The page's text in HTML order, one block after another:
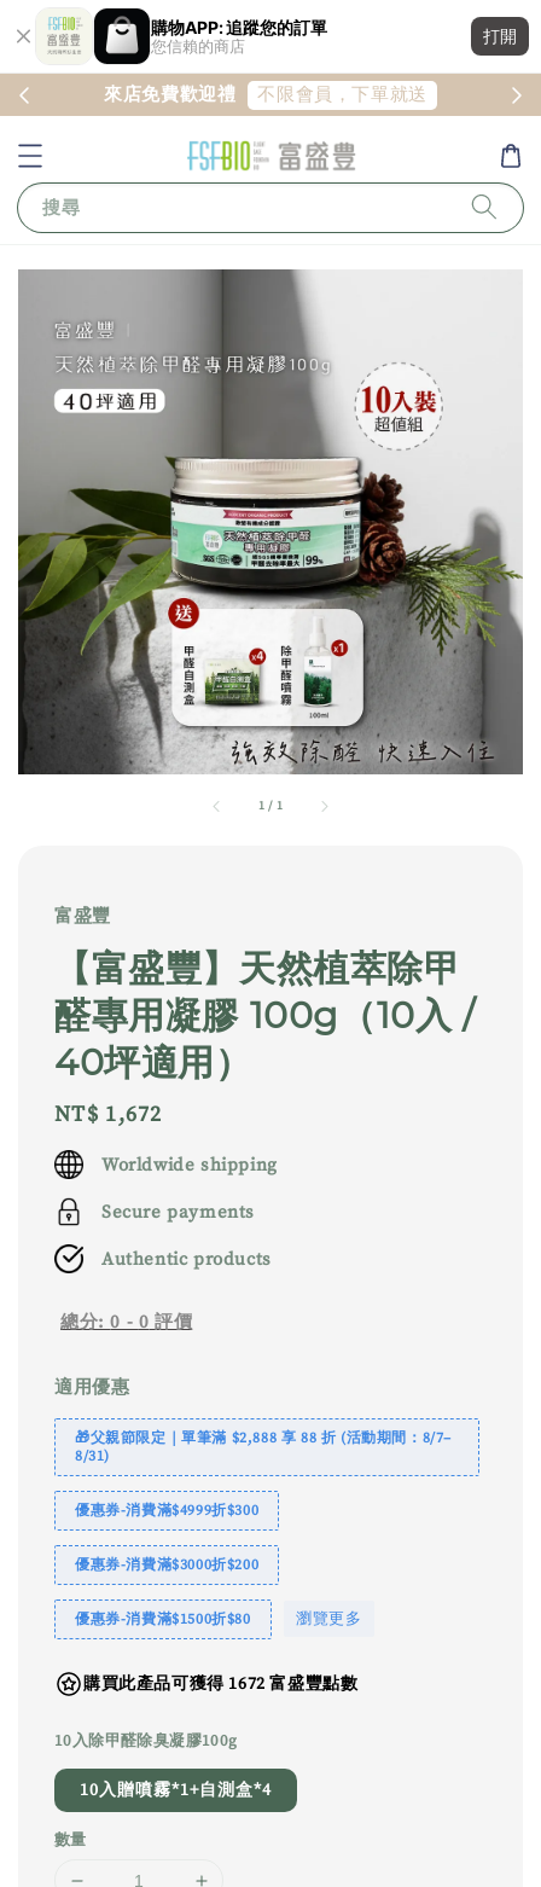
購物APP: 追蹤您的訂單
您信賴的商店
打開
冊 來店免費歡迎禮 不限會員，下單就送
搜尋
1 / 1
富盛豐
【富盛豐】天然植萃除甲
醛專用凝膠 100g（10入 /
40坪適用）
Regular
price
NT$ 1,672
Worldwide shipping
Secure payments
Authentic products
總分:0 - 0 評價
適用優惠
🎁父親節限定｜單筆滿 $2,888 享 88 折 (活動期間：8/7–
8/31)
優惠券-消費滿$4999折$300
優惠券-消費滿$3000折$200
優惠券-消費滿$1500折$80 瀏覽更多
購買此產品可獲得 1672 富盛豐點數
10入除甲醛除臭凝膠100g
10入贈噴霧*1+自測盒*4
數量